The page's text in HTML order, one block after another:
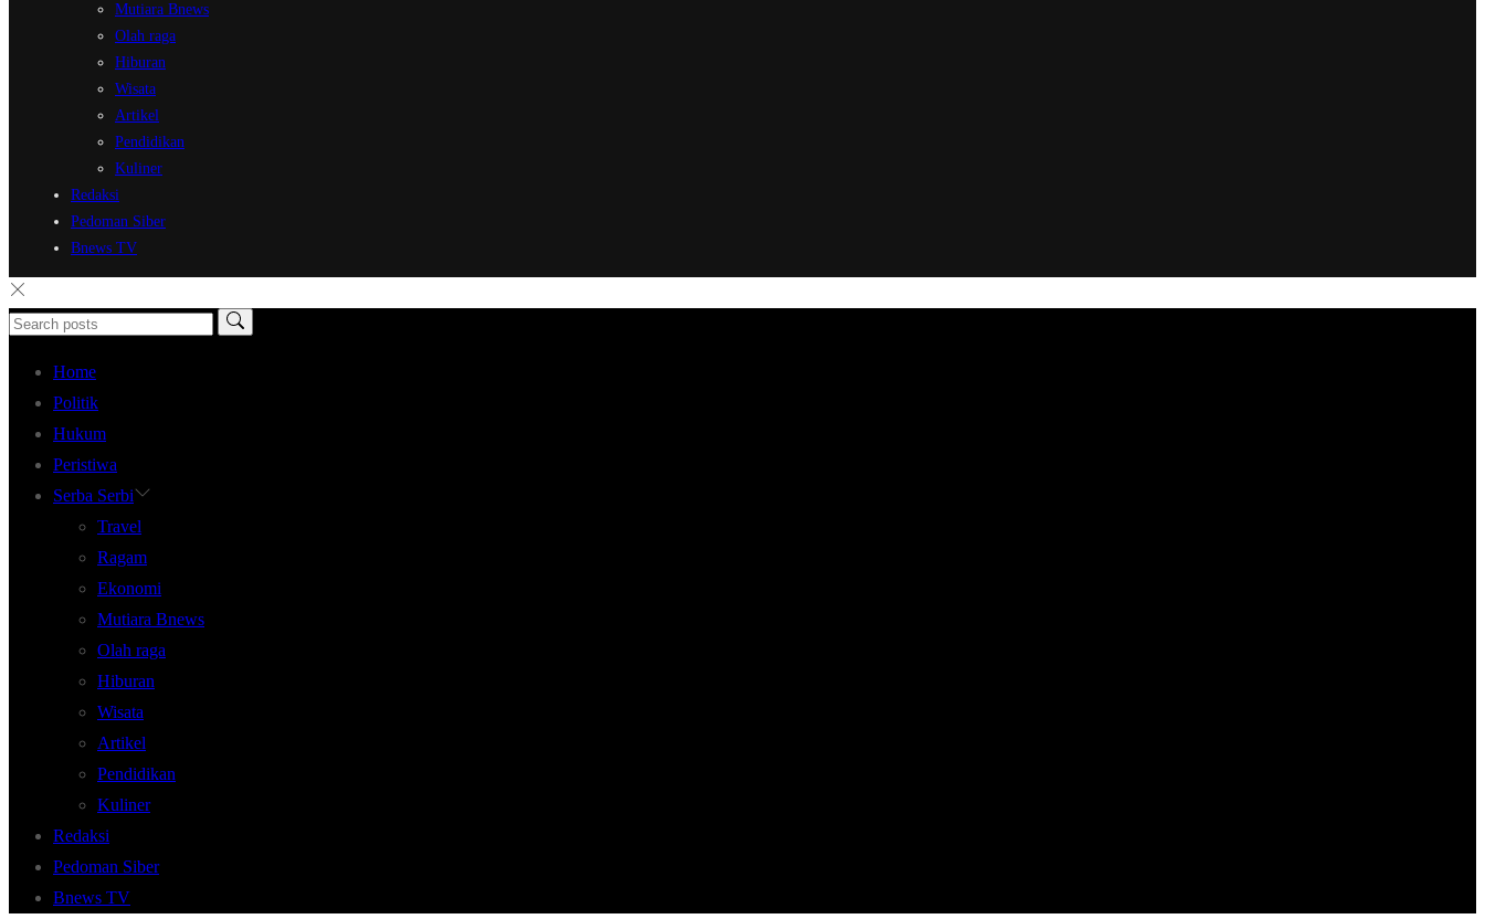
Mutiara Bnews
Olah raga
Hiburan
Wisata
Artikel
Pendidikan
Kuliner
Redaksi
Pedoman Siber
Bnews TV
Home
Politik
Hukum
Peristiwa
Serba Serbi
Travel
Ragam
Ekonomi
Mutiara Bnews
Olah raga
Hiburan
Wisata
Artikel
Pendidikan
Kuliner
Redaksi
Pedoman Siber
Bnews TV